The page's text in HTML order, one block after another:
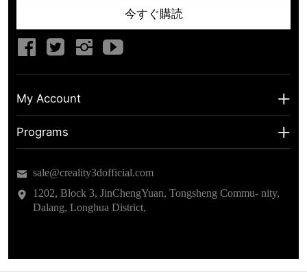
今すぐ購読
My Account
My Account
Warranty & Returns
Privacy Statement
Programs
Educational Discount
sale@creality3dofficial.com
1202, Block 3, JinChengYuan, Tongsheng Commu- nity,
Dalang, Longhua District,